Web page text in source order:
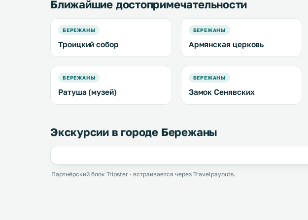
Ближайшие достопримечательности
БЕРЕЖАНЫ
Троицкий собор
БЕРЕЖАНЫ
Армянская церковь
БЕРЕЖАНЫ
Ратуша (музей)
БЕРЕЖАНЫ
Замок Сенявских
Экскурсии в городе Бережаны
Партнёрский блок Tripster · встраивается через Travelpayouts.